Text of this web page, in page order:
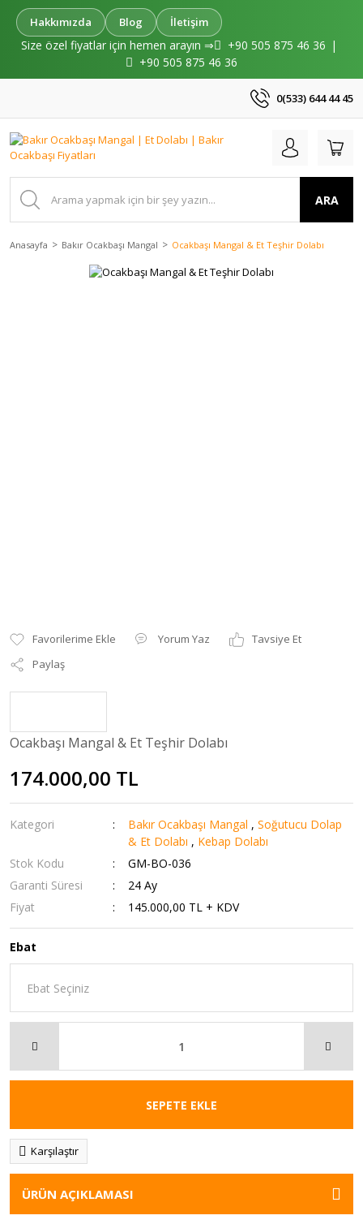
Hakkımızda Blog İletişim
Size özel fiyatlar için hemen arayın ⇒ +90 505 875 46 36 |
+90 505 875 46 36
0(533) 644 44 45
ARA
Anasayfa Bakır Ocakbaşı Mangal Ocakbaşı Mangal & Et Teşhir Dolabı
Yorum Yaz
Tavsiye Et
Paylaş
Ocakbaşı Mangal & Et Teşhir Dolabı
174.000,00 TL
Kategori Bakır Ocakbaşı Mangal ,Soğutucu Dolap
& Et Dolabı , Kebap Dolabı
Stok Kodu
GM-BO-036
Garanti Süresi
24 Ay
Fiyat
145.000,00 TL + KDV
Ebat
SEPETE EKLE
Karşılaştır
ÜRÜN AÇIKLAMASI